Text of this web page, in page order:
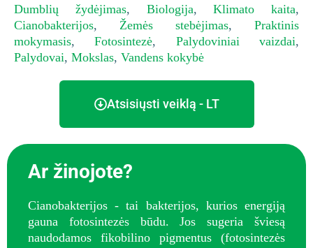
Dumblių žydėjimas, Biologija,Klimato kaita,
Cianobakterijos, Žemės stebėjimas, Praktinis
mokymasis,Fotosintezė, Palydoviniai vaizdai,
Palydovai, Mokslas, Vandens kokybė
Atsisiųsti veiklą - LT
Ar žinojote?
Cianobakterijos - tai bakterijos, kurios energiją
gauna fotosintezės būdu. Jos sugeria šviesą
naudodamos fikobilino pigmentus (fotosintezės